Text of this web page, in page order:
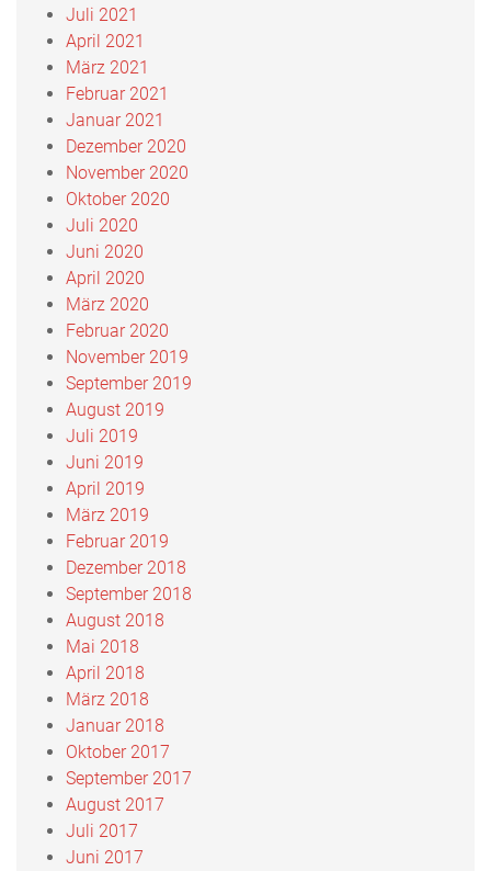
Juli 2021
April 2021
März 2021
Februar 2021
Januar 2021
Dezember 2020
November 2020
Oktober 2020
Juli 2020
Juni 2020
April 2020
März 2020
Februar 2020
November 2019
September 2019
August 2019
Juli 2019
Juni 2019
April 2019
März 2019
Februar 2019
Dezember 2018
September 2018
August 2018
Mai 2018
April 2018
März 2018
Januar 2018
Oktober 2017
September 2017
August 2017
Juli 2017
Juni 2017